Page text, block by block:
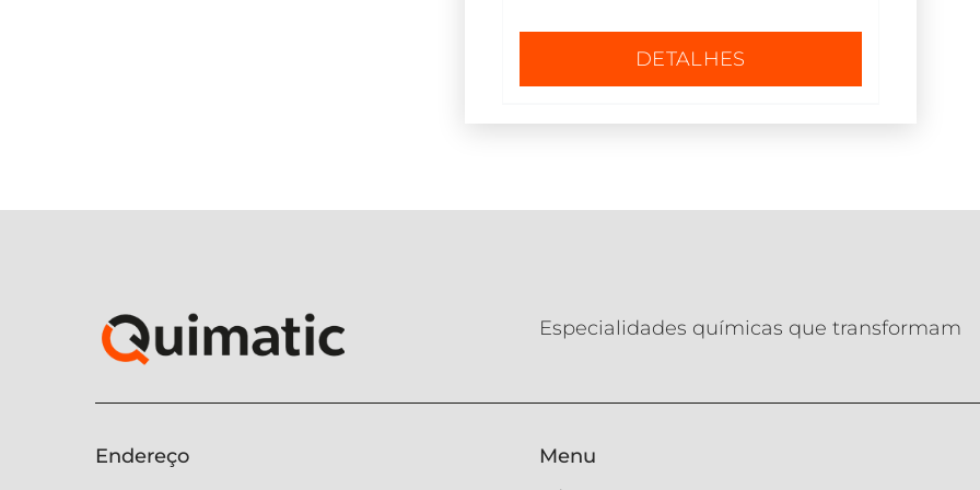
DETALHES
Especialidades químicas que transformam
Endereço Menu